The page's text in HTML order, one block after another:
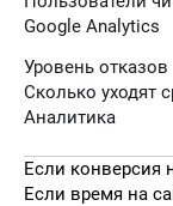
Google Analytics
Уровень отказов
Сколько уходят
Аналитика
Если конверсия
Если время на